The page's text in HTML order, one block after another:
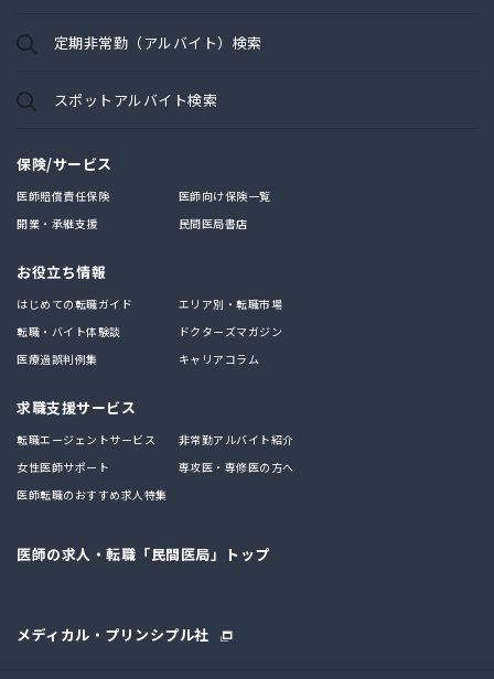
定期非常勤（アルバイト）検索
スポットアルバイト検索
保険/サービス
医師賠償責任保険
医師向け保険一覧
開業・承継支援
民間医局書店
お役立ち情報
はじめての転職ガイド
エリア別・転職市場
転職・バイト体験談
ドクターズマガジン
医療過誤判例集
キャリアコラム
求職支援サービス
転職エージェントサービス
非常勤アルバイト紹介
女性医師サポート
専攻医・専修医の方へ
医師転職のおすすめ求人特集
医師の求人・転職「民間医局」トップ
メディカル・プリンシプル社